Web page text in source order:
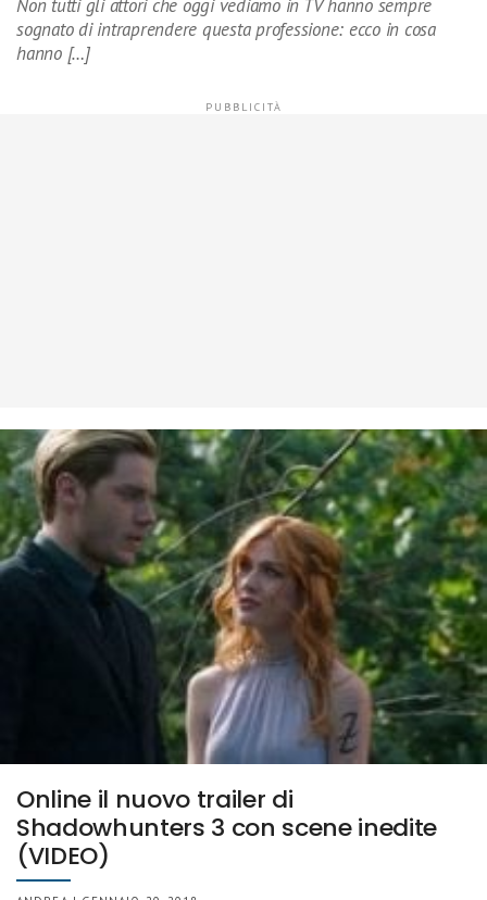
Non tutti gli attori che oggi vediamo in TV hanno sempre
sognato di intraprendere questa professione: ecco in cosa
hanno […]
Online il nuovo trailer di
Shadowhunters 3 con scene inedite
(VIDEO)